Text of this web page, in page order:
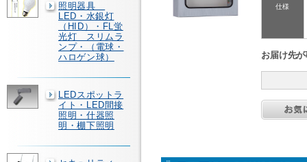
照明器具
LED・水銀灯
（HID）・FL蛍
光灯 スリムラ
ンプ・（電球・
ハロゲン球）
LEDスポットラ
イト・LED間接
照明・什器照
明・棚下照明
仕様
お届け先